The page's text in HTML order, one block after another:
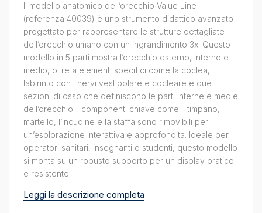
Il modello anatomico dell’orecchio Value Line
(referenza 40039) è uno strumento didattico avanzato
progettato per rappresentare le strutture dettagliate
dell’orecchio umano con un ingrandimento 3x. Questo
modello in 5 parti mostra l’orecchio esterno, interno e
medio, oltre a elementi specifici come la coclea, il
labirinto con i nervi vestibolare e cocleare e due
sezioni di osso che definiscono le parti interne e medie
dell’orecchio. I componenti chiave come il timpano, il
martello, l’incudine e la staffa sono rimovibili per
un’esplorazione interattiva e approfondita. Ideale per
operatori sanitari, insegnanti o studenti, questo modello
si monta su un robusto supporto per un display pratico
e resistente.
Leggi la descrizione completa